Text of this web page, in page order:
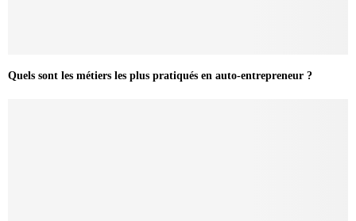
Quels sont les métiers les plus pratiqués en auto-entrepreneur ?